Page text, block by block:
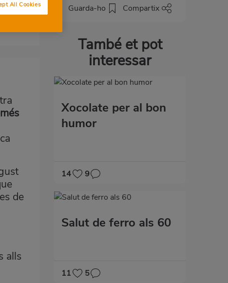
Guarda-ho Compartix
També et pot
interessar
Xocolate per al bon
humor
14 9
Salut de ferro als 60
11 5
de
alls
All Cookies